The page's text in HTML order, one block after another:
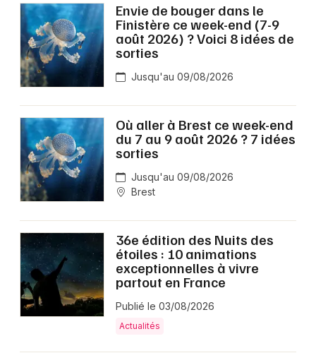
Envie de bouger dans le
Finistère ce week-end (7-9
août 2026) ? Voici 8 idées de
sorties
Jusqu'au 09/08/2026
Où aller à Brest ce week-end
du 7 au 9 août 2026 ? 7 idées
sorties
Jusqu'au 09/08/2026
Brest
36e édition des Nuits des
étoiles : 10 animations
exceptionnelles à vivre
partout en France
Publié le 03/08/2026
Actualités